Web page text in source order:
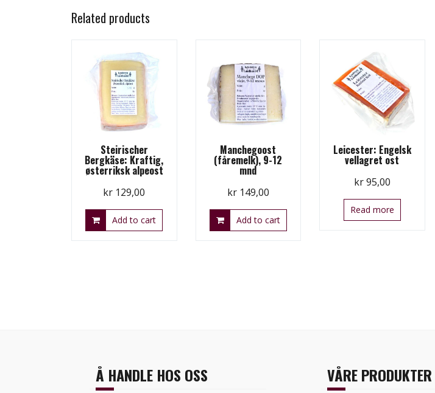
Related products
Steirischer
Bergkäse: Kraftig,
østerriksk alpeost
kr 129,00
Add to cart
Manchegoost
(fåremelk), 9-12
mnd
kr149,00
Add to cart
Leicester: Engelsk
vellagret ost
kr95,00
Read more
Å HANDLE HOS OSS VÅRE PRODUKTER